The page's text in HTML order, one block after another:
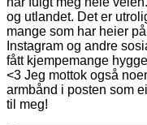
og utlandet. Det er
mange som har heier
Instagram og andre
fått kjempemange
<3 Jeg mottok også
armbånd i posten som
til meg!